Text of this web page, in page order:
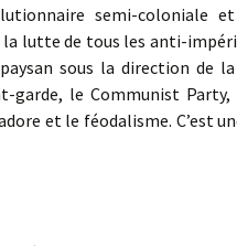
semi-coloniale
lutte de tous les anti-
sous la direction de la
garde, le Communist
et le féodalisme. C’est